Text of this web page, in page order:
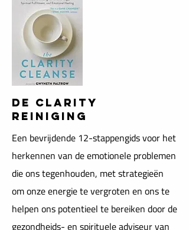
De Clarity
reiniging
Een bevrijdende 12-stappengids voor het
herkennen van de emotionele problemen
die ons tegenhouden, met strategieën
om onze energie te vergroten en ons te
helpen ons potentieel te bereiken door de
gezondheids- en spirituele adviseur van